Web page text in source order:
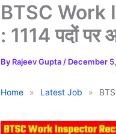
BTSC
: 1114 पदों
By Rajeev Gupta / December
Home » Latest Job »